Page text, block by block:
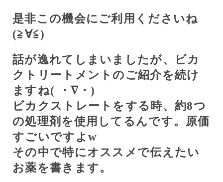
是非この機会にご利用くださいね
(≧∀≦)
話が逸れてしまいましたが、ビカ
クトリートメントのご紹介を続け
ますね(
・∇・)
ビカクストレートをする時、約8つ
の処理剤を使用してるんです。原価
すごいですよ w
その中で特にオススメで伝えたい
お薬を書きます。